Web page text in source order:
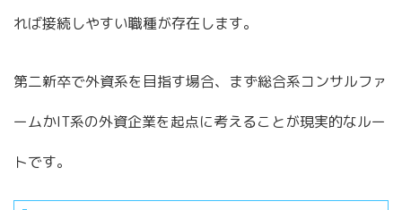
れば接続しやすい職種が存在します。
第二新卒で外資系を目指す場合、まず総合系コンサルファ
ームかIT系の外資企業を起点に考えることが現実的なルー
トです。